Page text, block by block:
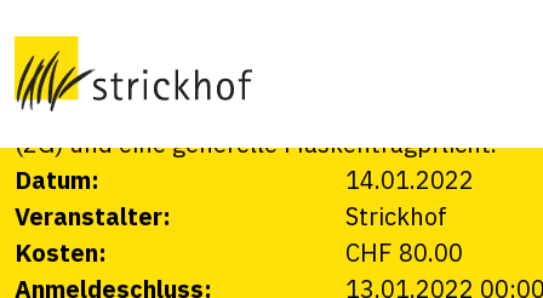
Am Freitag 14.01.2022 führen wir den
Jahr gibt es eine Hybrid-Veranstaltung. Die
Online via ZOOM möglich. Bei einer
(2G) und eine generelle Maskentragpflicht.
Datum:
14.01.2022
Veranstalter:
Strickhof
Kosten:
CHF 80.00
Anmeldeschluss:
13.01.2022